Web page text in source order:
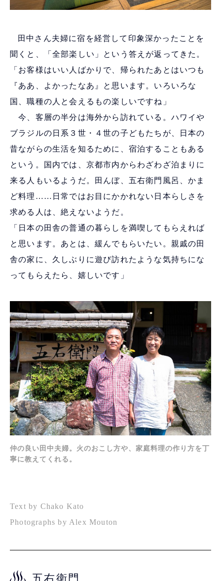
田中さん夫婦に宿を経営して印象深かったことを
聞くと、「全部楽しい」という答えが返ってきた。
「お客様はいい人ばかりで、帰られたあとはいつも
『ああ、よかったなあ』と思います。いろいろな
国、職種の人と会えるもの楽しいですね」
今、客層の半分は海外から訪れている。ハワイや
ブラジルの日系３世・４世の子どもたちが、日本の
昔ながらの生活を知るために、宿泊することもある
という。国内では、京都市内からわざわざ泊まりに
来る人もいるようだ。田んぼ、五右衛門風呂、かま
ど料理……日常ではお目にかかれない日本らしさを
求める人は、絶えないようだ。
「日本の田舎の普通の暮らしを満喫してもらえれば
と思います。あとは、緩んでもらいたい。親戚の田
舎の家に、久しぶりに遊び訪れたような気持ちにな
ってもらえたら、嬉しいです」
仲の良い田中夫婦。火のおこし方や、家庭料理の作り方を丁
寧に教えてくれる。
Text by Chako Kato
Photographs by Alex Mouton
五右衛門